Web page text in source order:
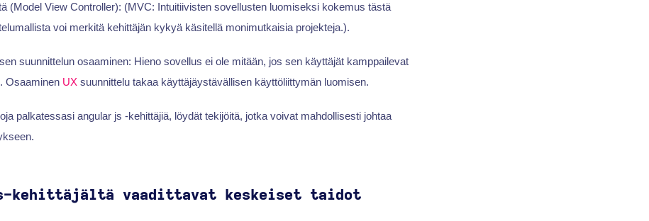
(Model View Controller): (MVC: Intuitiivisten sovellusten luomiseksi kokemus tästä
voi merkitä kehittäjän kykyä käsitellä monimutkaisia projekteja.).
suunnittelun osaaminen: Hieno sovellus ei ole mitään, jos sen käyttäjät kamppailevat
Osaaminen UXsuunnittelu takaa käyttäjäystävällisen käyttöliittymän luomisen.
palkatessasi angular js -kehittäjiä, löydät tekijöitä, jotka voivat mahdollisesti johtaa
kehittäjältä vaadittavat keskeiset taidot